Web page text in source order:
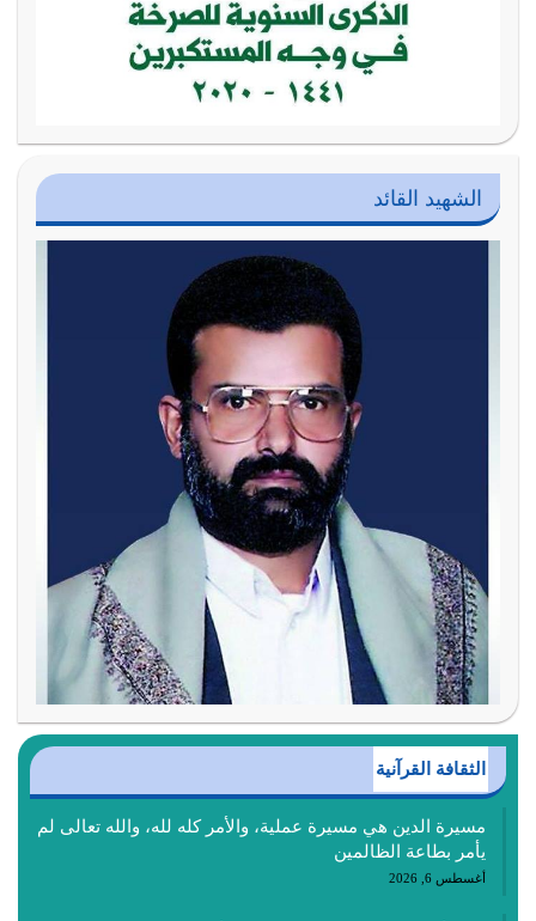
الشهيد القائد
الثقافة القرآنية
مسيرة الدين هي مسيرة عملية، والأمر كله لله، والله تعالى لم
يأمر بطاعة الظالمين
أغسطس 6, 2026